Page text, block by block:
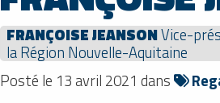
FRANÇOISE JEANSONVice-
la Région Nouvelle-Aquitaine
Posté le 13 avril 2021 dans